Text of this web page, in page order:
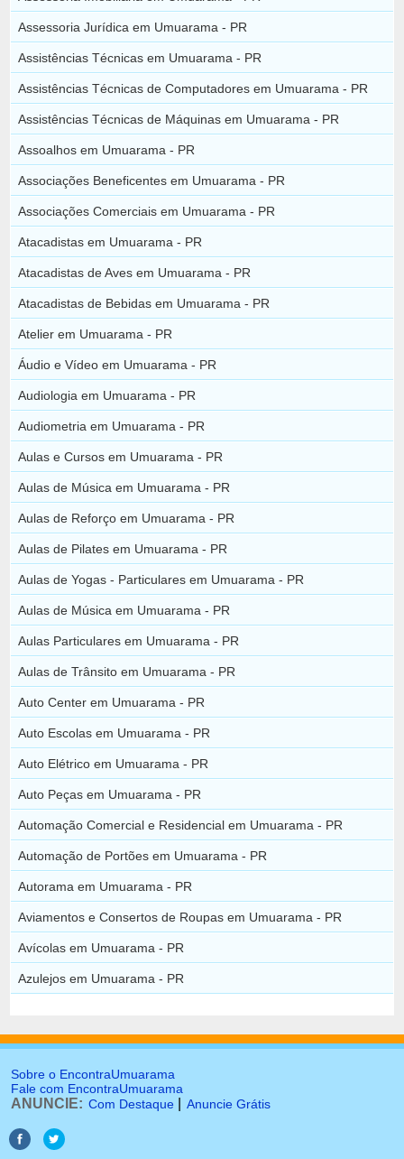
Assessoria Jurídica em Umuarama - PR
Assistências Técnicas em Umuarama - PR
Assistências Técnicas de Computadores em Umuarama - PR
Assistências Técnicas de Máquinas em Umuarama - PR
Assoalhos em Umuarama - PR
Associações Beneficentes em Umuarama - PR
Associações Comerciais em Umuarama - PR
Atacadistas em Umuarama - PR
Atacadistas de Aves em Umuarama - PR
Atacadistas de Bebidas em Umuarama - PR
Atelier em Umuarama - PR
Áudio e Vídeo em Umuarama - PR
Audiologia em Umuarama - PR
Audiometria em Umuarama - PR
Aulas e Cursos em Umuarama - PR
Aulas de Música em Umuarama - PR
Aulas de Reforço em Umuarama - PR
Aulas de Pilates em Umuarama - PR
Aulas de Yogas - Particulares em Umuarama - PR
Aulas de Música em Umuarama - PR
Aulas Particulares em Umuarama - PR
Aulas de Trânsito em Umuarama - PR
Auto Center em Umuarama - PR
Auto Escolas em Umuarama - PR
Auto Elétrico em Umuarama - PR
Auto Peças em Umuarama - PR
Automação Comercial e Residencial em Umuarama - PR
Automação de Portões em Umuarama - PR
Autorama em Umuarama - PR
Aviamentos e Consertos de Roupas em Umuarama - PR
Avícolas em Umuarama - PR
Azulejos em Umuarama - PR
Sobre o EncontraUmuarama
Fale com EncontraUmuarama
ANUNCIE: Com Destaque Anuncie Grátis